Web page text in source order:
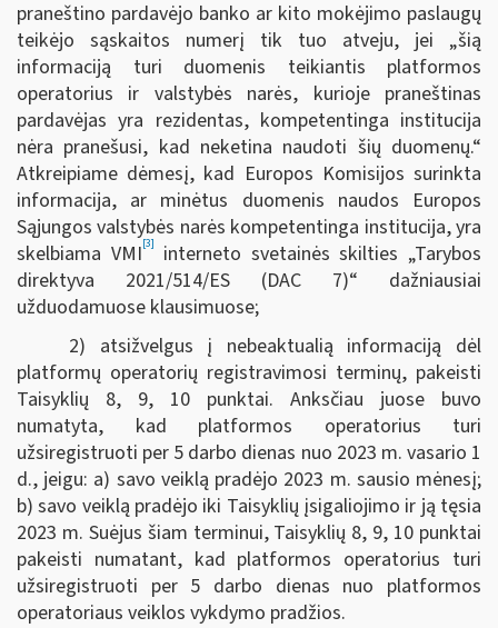
praneštino pardavėjo banko ar kito mokėjimo paslaugų
teikėjo sąskaitos numerį tik tuo atveju, jei „šią
informaciją turi duomenis teikiantis platformos
operatorius ir valstybės narės, kurioje praneštinas
pardavėjas yra rezidentas, kompetentinga institucija
nėra pranešusi, kad neketina naudoti šių duomenų.“
Atkreipiame dėmesį, kad Europos Komisijos surinkta
informacija, ar minėtus duomenis naudos Europos
Sąjungos valstybės narės kompetentinga institucija, yra
skelbiama VMI[3]
interneto svetainės skilties „Tarybos
direktyva 2021/514/ES (DAC 7)“ dažniausiai
užduodamuose klausimuose;
2) atsižvelgus į nebeaktualią informaciją dėl
platformų operatorių registravimosi terminų, pakeisti
Taisyklių 8, 9, 10 punktai. Anksčiau juose buvo
numatyta, kad platformos operatorius turi
užsiregistruoti per 5 darbo dienas nuo 2023 m. vasario 1
d., jeigu: a) savo veiklą pradėjo 2023 m. sausio mėnesį;
b) savo veiklą pradėjo iki Taisyklių įsigaliojimo ir ją tęsia
2023 m. Suėjus šiam terminui, Taisyklių 8, 9, 10 punktai
pakeisti numatant, kad platformos operatorius turi
užsiregistruoti per 5 darbo dienas nuo platformos
operatoriaus veiklos vykdymo pradžios.